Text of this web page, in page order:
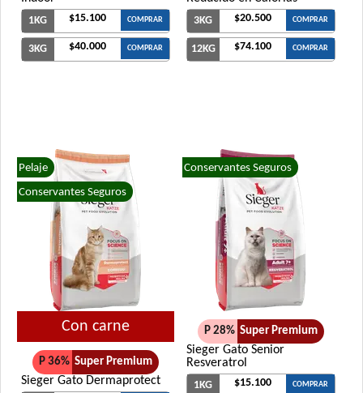
1KG $15.100 COMPRAR
3KG $40.000 COMPRAR
3KG $20.500 COMPRAR
12KG $74.100 COMPRAR
Pelaje
Conservantes Seguros
Con carne
P 36% Super Premium
Sieger Gato Dermaprotect
Conservantes Seguros
P 28% Super Premium
Sieger Gato Senior
Resveratrol
1KG $15.100 COMPRAR